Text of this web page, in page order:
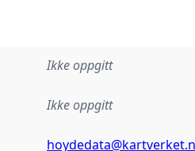
Ikke oppgitt
Ikke oppgitt